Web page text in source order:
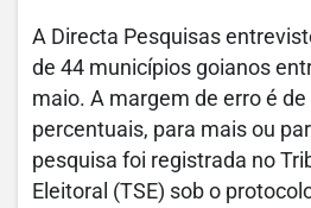
A Directa Pesquisas
de 44 municípios goianos
maio. A margem de erro é
percentuais, para mais ou
pesquisa foi registrada no
Eleitoral (TSE) sob o